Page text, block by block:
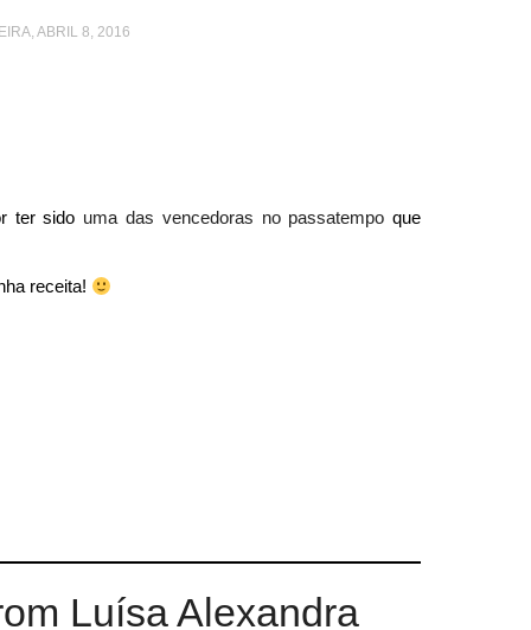
ABRIL 8, 2016
ter sido uma das vencedoras no passatempo que
receita!
Luísa Alexandra